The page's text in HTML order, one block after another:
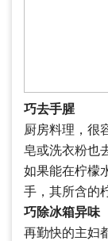
巧去手腥
厨房料理，很
皂或洗衣粉也
如果能在柠檬
手，其所含的
巧除冰箱异味
再勤快的主妇